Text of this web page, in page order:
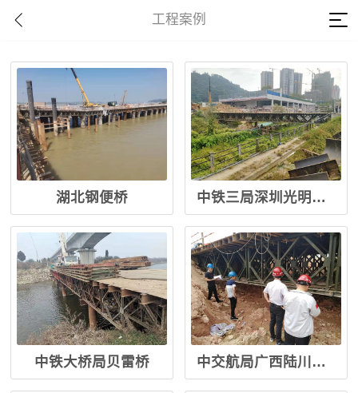
工程案例
湖北钢便桥 中铁三局深圳光明贝雷桥
中铁大桥局贝雷桥 中交航局广西陆川钢便桥